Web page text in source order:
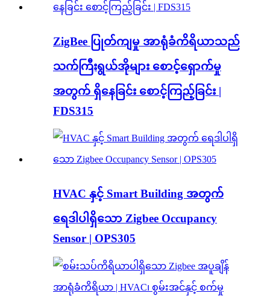
ZigBee ပြုတ်ကျမှု အာရုံခံကိရိယာသည်
သက်ကြီးရွယ်အိုများ စောင့်ရှောက်မှု
အတွက် ရှိနေခြင်း စောင့်ကြည့်ခြင်း |
FDS315
HVAC နှင့် Smart Building အတွက်
ရေဒါပါရှိသော Zigbee Occupancy
Sensor | OPS305